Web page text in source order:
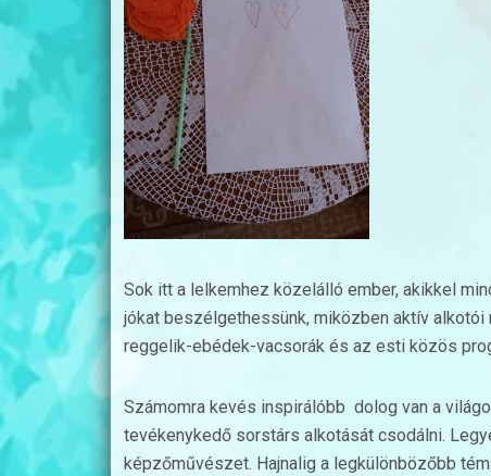
Sok itt a lelkemhez közelálló ember, akikkel
jókat beszélgethessünk, miközben aktív
reggelik-ebédek-vacsorák és az esti közös
Számomra kevés inspirálóbb dolog van a
tevékenykedő sorstárs alkotását csodálni.
képzőművészet. Hajnalig a legkülönbözőbb